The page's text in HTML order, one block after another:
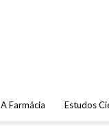
A Farmácia Estudos